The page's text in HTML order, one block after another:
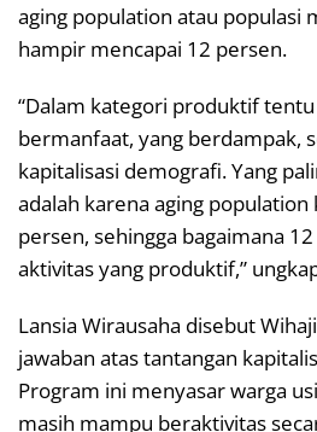
aging population atau populasi
hampir mencapai 12 persen.
“Dalam kategori produktif
bermanfaat, yang berdampak,
kapitalisasi demografi. Yang
adalah karena aging
persen, sehingga bagaimana
aktivitas yang produktif,”
Lansia Wirausaha disebut
jawaban atas tantangan
Program ini menyasar warga
masih mampu beraktivitas